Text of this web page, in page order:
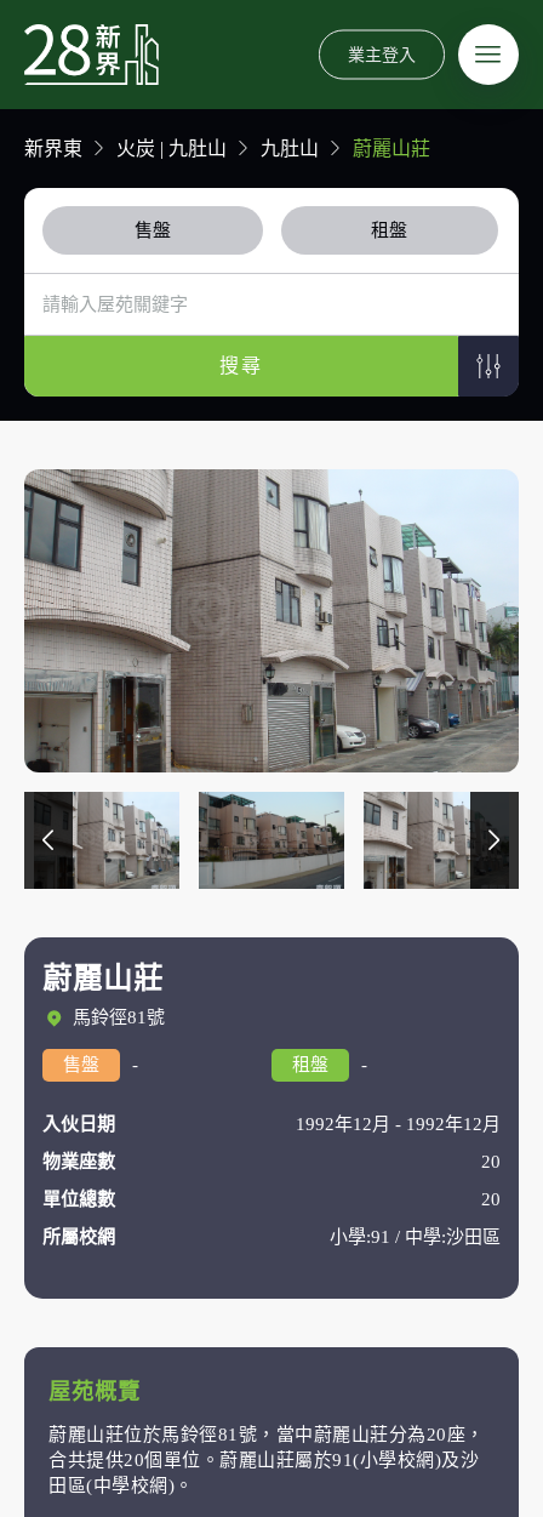
業主登入
新界東 火炭 | 九肚山 九肚山 蔚麗山莊
售盤 租盤
搜尋
蔚麗山莊
馬鈴徑81號
售盤 - 租盤 -
入伙日期
1992年12月 - 1992年12月
物業座數
20
單位總數
20
所屬校網
小學:91 / 中學:沙田區
屋苑概覽
蔚麗山莊位於馬鈴徑81號，當中蔚麗山莊分為20座，
合共提供20個單位。蔚麗山莊屬於91(小學校網)及沙
田區(中學校網)。